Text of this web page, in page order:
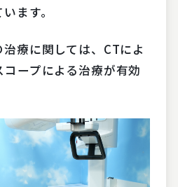
ます。
療に関しては、CTによ
ープによる治療が有効